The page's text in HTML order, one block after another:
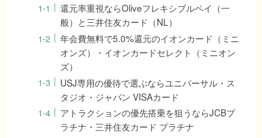
還元率重視ならOliveフレキシブルペイ（一
般）と三井住友カード（NL）
年会費無料で5.0%還元のイオンカード（ミニ
オンズ）・イオンカードセレクト（ミニオン
ズ）
USJ専用の優待で選ぶならユニバーサル・ス
タジオ・ジャパン VISAカード
アトラクションの優先搭乗を狙うならJCBプ
ラチナ・三井住友カード プラチナ